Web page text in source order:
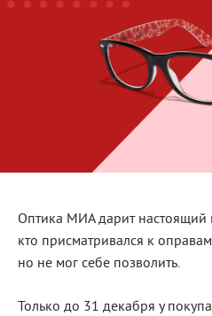
Оптика МИА дарит настоящий
кто присматривался к
но не мог себе позволить.
Только до 31 декабря у